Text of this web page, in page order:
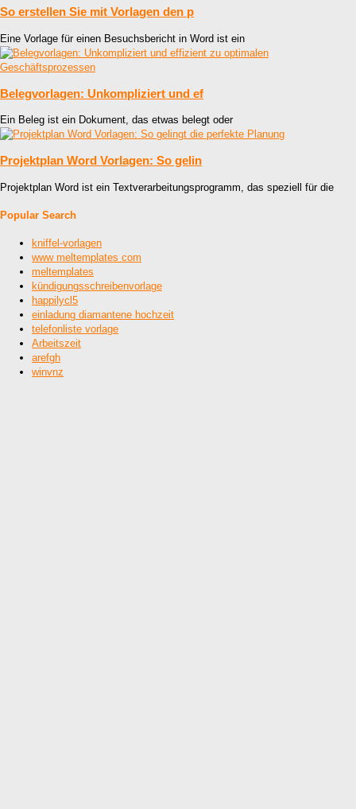
So erstellen Sie mit Vorlagen den p
Eine Vorlage für einen Besuchsbericht in Word ist ein
Belegvorlagen: Unkompliziert und ef
Ein Beleg ist ein Dokument, das etwas belegt oder
Projektplan Word Vorlagen: So gelin
Projektplan Word ist ein Textverarbeitungsprogramm, das speziell für die
Popular Search
kniffel-vorlagen
www meltemplates com
meltemplates
kündigungsschreibenvorlage
happilycl5
einladung diamantene hochzeit
telefonliste vorlage
Arbeitszeit
arefgh
winvnz